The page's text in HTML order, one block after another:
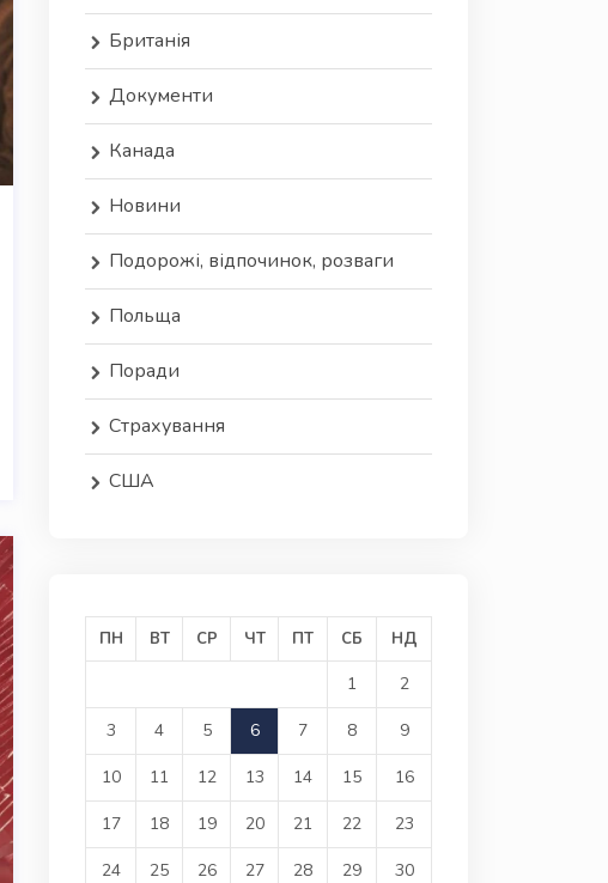
Британія
Документи
Канада
Новини
Подорожі, відпочинок, розваги
Польща
Поради
Страхування
США
ПН ВТ СР ЧТ ПТ СБ НД
1 2
3 4 5 6 7 8 9
10 11 12 13 14 15 16
17 18 19 20 21 22 23
24 25 26 27 28 29 30